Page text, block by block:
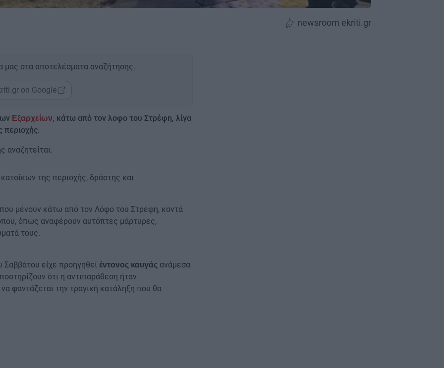
newsroom ekriti.gr
μας στα αποτελέσματα αναζήτησης.
on Google
Εξαρχείων, κάτω από τον λοφο του Στρέφη, λίγα
περιοχής.
αναζητείται.
της περιοχής, δράστης και
μένουν κάτω από τον Λόφο του Στρέφη, κοντά
όπως αναφέρουν αυτόπτες μάρτυρες,
τους.
είχε προηγηθεί έντονος καυγάς ανάμεσα
ότι η αντιπαράθεση ήταν
φαντάζεται την τραγική κατάληξη που θα